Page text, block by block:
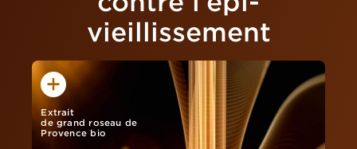
vieillissement
Extrait
de grand roseau de
Provence bio